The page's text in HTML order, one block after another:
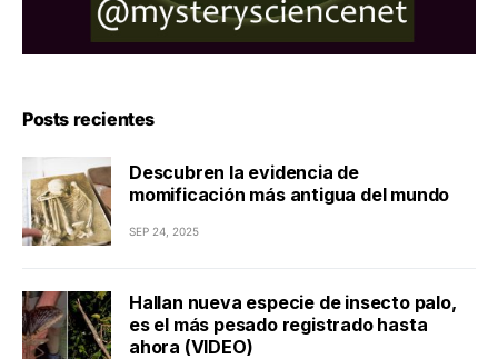
Posts recientes
Descubren la evidencia de
momificación más antigua del mundo
SEP 24, 2025
Hallan nueva especie de insecto palo,
es el más pesado registrado hasta
ahora (VIDEO)